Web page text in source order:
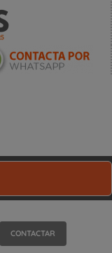
CONTACTAR